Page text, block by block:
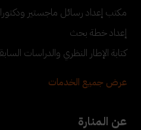
مكتب إعداد رسائل ماجستير
إعداد خطة بحث
كتابة الإطار النظري والدراسات
عرض جميع الخدمات
عن المنارة